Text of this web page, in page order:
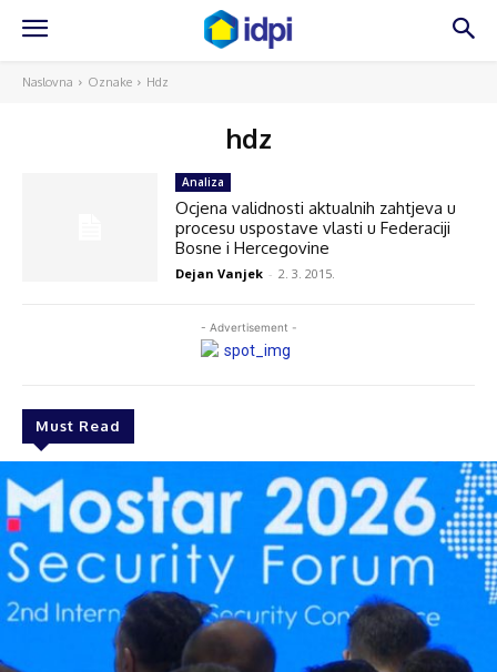
Naslovna Oznake Hdz
hdz
- Advertisement -
Must Read
Analiza
Ocjena validnosti aktualnih zahtjeva u
procesu uspostave vlasti u Federaciji
Bosne i Hercegovine
Dejan Vanjek - 2. 3. 2015.